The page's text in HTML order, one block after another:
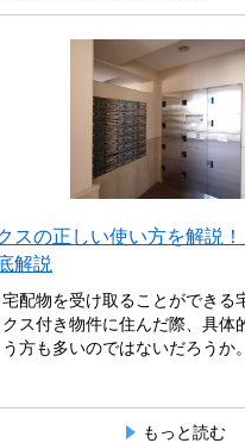
スの正しい使い方を解説
解説
配物を受け取ることができる
ス付き物件に住んだ際、具体
方も多いのではないだろうか
もっと読む